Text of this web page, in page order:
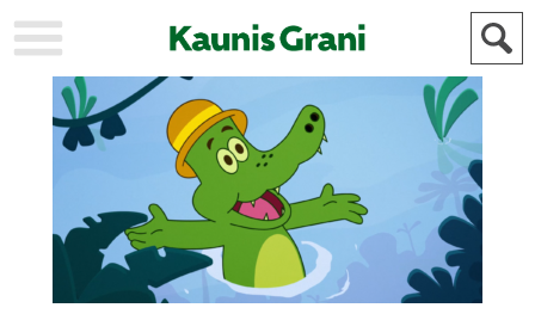
KAUPUNKI
STADEN
AJANKOHTAISTA
AKTUELLT
IDROTT
KULTTUURI
KULTUR
HISTORIA
HISTORIA
ALLMÄN